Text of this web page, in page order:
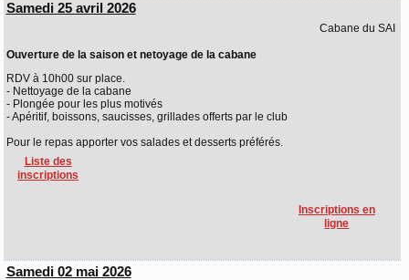
Samedi 25 avril 2026
Cabane du SAI
Ouverture de la saison et netoyage de la cabane
RDV à 10h00 sur place.
- Nettoyage de la cabane
- Plongée pour les plus motivés
- Apéritif, boissons, saucisses, grillades offerts par le club
Pour le repas apporter vos salades et desserts préférés.
Liste des
inscriptions
Inscriptions en
ligne
Samedi 02 mai 2026